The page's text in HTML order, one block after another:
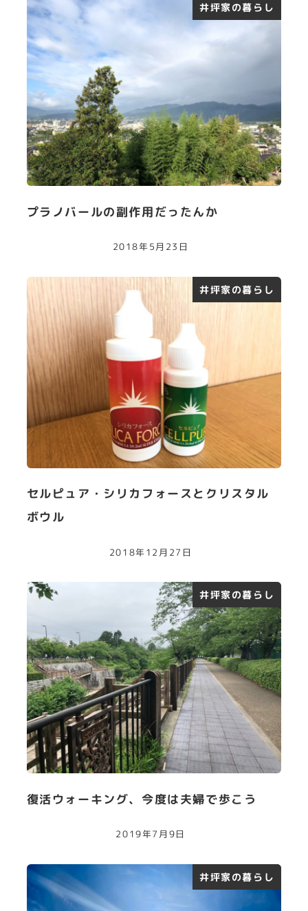
井坪家の暮らし
プラノバールの副作用だったんか
2018年5月23日
井坪家の暮らし
セルピュア・シリカフォースとクリスタル
ボウル
2018年12月27日
井坪家の暮らし
復活ウォーキング、今度は夫婦で歩こう
2019年7月9日
井坪家の暮らし